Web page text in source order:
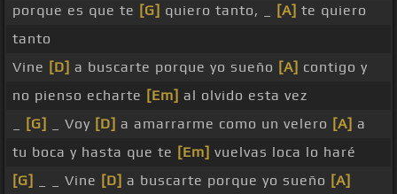
porque es que te [G] quiero tanto, _ [A] te quiero
tanto
Vine [D] a buscarte porque yo sueño [A] contigo y
no pienso echarte [Em] al olvido esta vez
[G] _ Voy [D] a amarrarme como un velero [A] a
tu boca y hasta que te [Em] vuelvas loca lo haré
[G]
_ _ Vine [D] a buscarte porque yo sueño [A]